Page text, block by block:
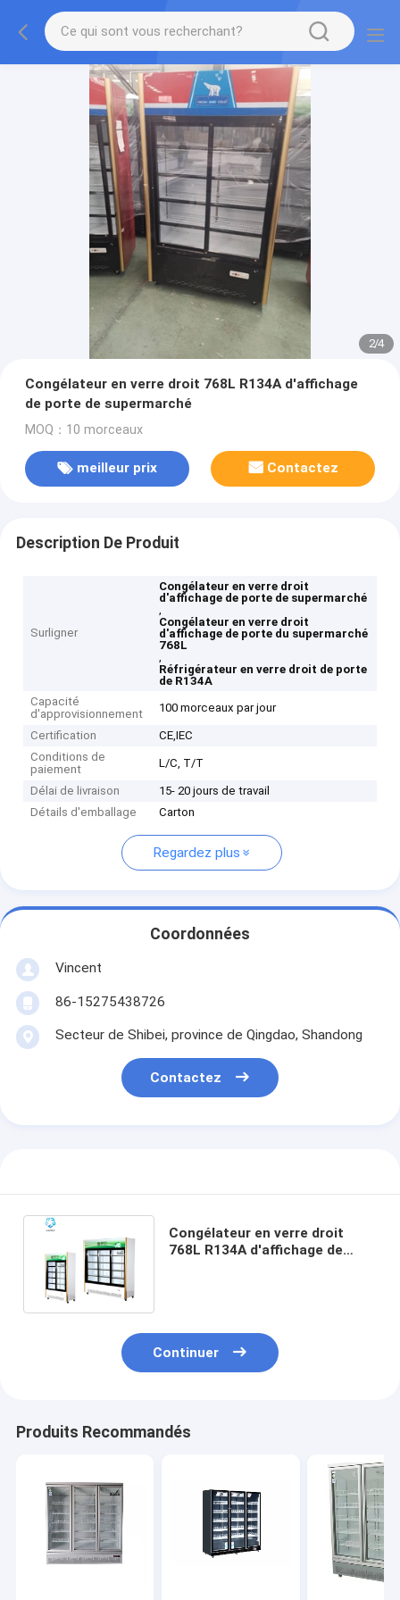
2/4
Congélateur en verre droit 768L R134A d'affichage
de porte de supermarché
MOQ：10 morceaux
meilleur prix Contactez
Description De Produit
Surligner
Congélateur en verre droit
d'affichage de porte de supermarché
,
Congélateur en verre droit
d'affichage de porte du supermarché
768L
,
Réfrigérateur en verre droit de porte
de R134A
Capacité
d'approvisionnement
100 morceaux par jour
Certification
CE,IEC
Conditions de
paiement
L/C, T/T
Délai de livraison
15- 20 jours de travail
Détails d'emballage
Carton
Regardez plus
Coordonnées
Vincent
86-15275438726
Secteur de Shibei, province de Qingdao, Shandong
Contactez
Congélateur en verre droit
768L R134A d'affichage de
Continuer
Produits Recommandés